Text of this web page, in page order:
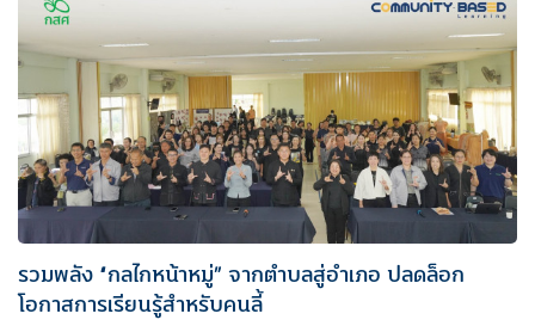
รวมพลัง “กลไกหน้าหมู่” จากตำบลสู่อำเภอ ปลดล็อก
โอกาสการเรียนรู้สำหรับคนลี้